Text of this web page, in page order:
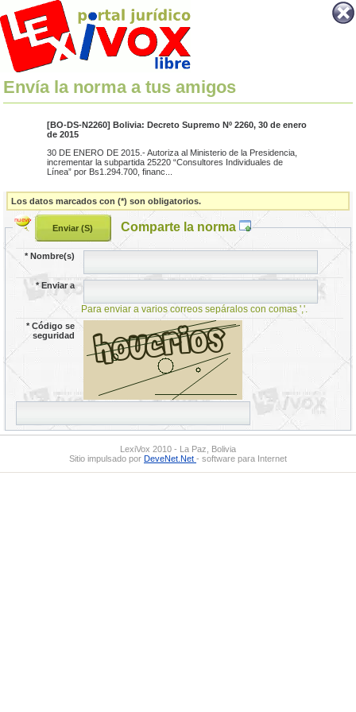
Envía la norma a tus amigos
[BO-DS-N2260] Bolivia: Decreto Supremo Nº 2260, 30 de enero
de 2015
30 DE ENERO DE 2015.- Autoriza al Ministerio de la Presidencia,
incrementar la subpartida 25220 “Consultores Individuales de
Línea” por Bs1.294.700, financ...
Los datos marcados con (*) son obligatorios.
Comparte la norma
*Nombre(s)
*Enviar a
Para enviar a varios correos sepáralos con comas ','.
*Código se
seguridad
LexiVox 2010 - La Paz, Bolivia
Sitio impulsado por DeveNet.Net - software para Internet